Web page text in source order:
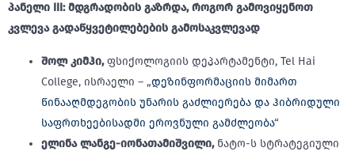
პანელი III:მდგრადობის გაზრდა,როგორ გამოვიყენოთ
კვლევა გადაწყვეტილებების გამოსაკვლევად
შოლ კიმჰი,ფსიქოლოგიის დეპარტამენტი, Tel Hai
College, ისრაელი – „დეზინფორმაციის მიმართ
წინააღმდეგობის უნარის გაძლიერება და ჰიბრიდული
საფრთხეებისადმი ეროვნული გამძლეობა“
ელინა ლანგე-იონათამიშვილი,ნატო-ს სტრატეგიული